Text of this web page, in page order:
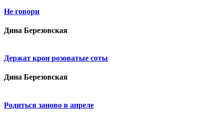
Не говори
Дина Березовская
Держат крон розоватые соты
Дина Березовская
Родиться заново в апреле